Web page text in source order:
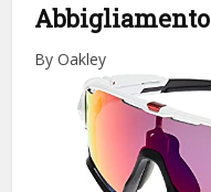
Abbigliamento
By Oakley